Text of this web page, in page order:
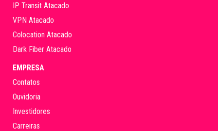
IP Transit Atacado
VPN Atacado
Colocation Atacado
Dark Fiber Atacado
EMPRESA
Contatos
Ouvidoria
Investidores
Carreiras